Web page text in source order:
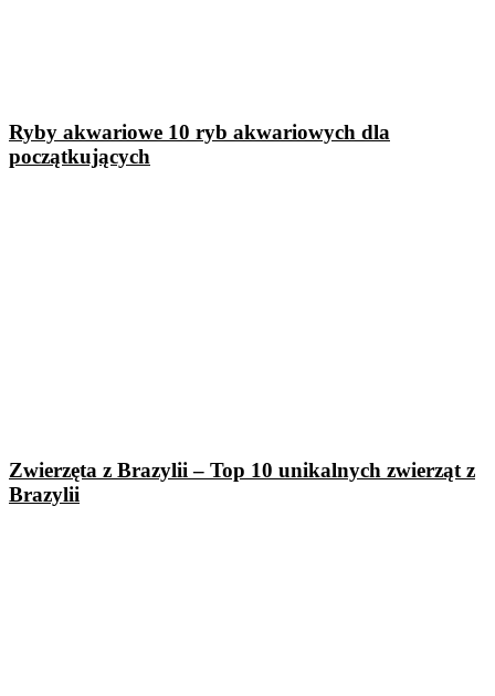
Ryby akwariowe 10 ryb akwariowych dla
początkujących
Zwierzęta z Brazylii – Top 10 unikalnych zwierząt z
Brazylii